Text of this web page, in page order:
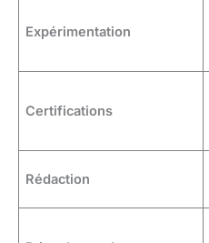
Expérimentation
Certifications
Rédaction